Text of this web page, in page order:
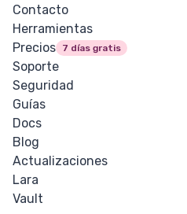
Contacto
Herramientas
Precios
7 días gratis
Soporte
Seguridad
Guías
Docs
Blog
Actualizaciones
Lara
Vault